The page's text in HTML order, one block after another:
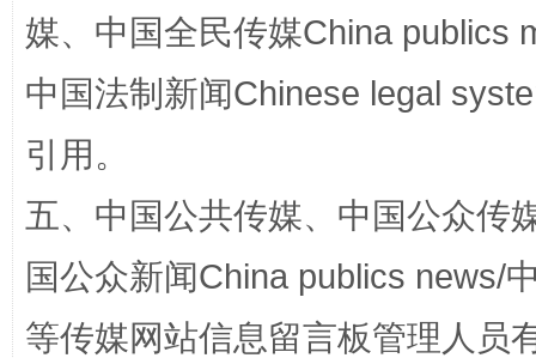
漫山遍野的桃花与雪山、麦地、白藏房 除
媒、中国全民传媒China publics
中国法制新闻Chinese legal
引用。
五、中国公共传媒、中国公众传
国公众新闻China publics news/
等传媒网站信息留言板管理人员